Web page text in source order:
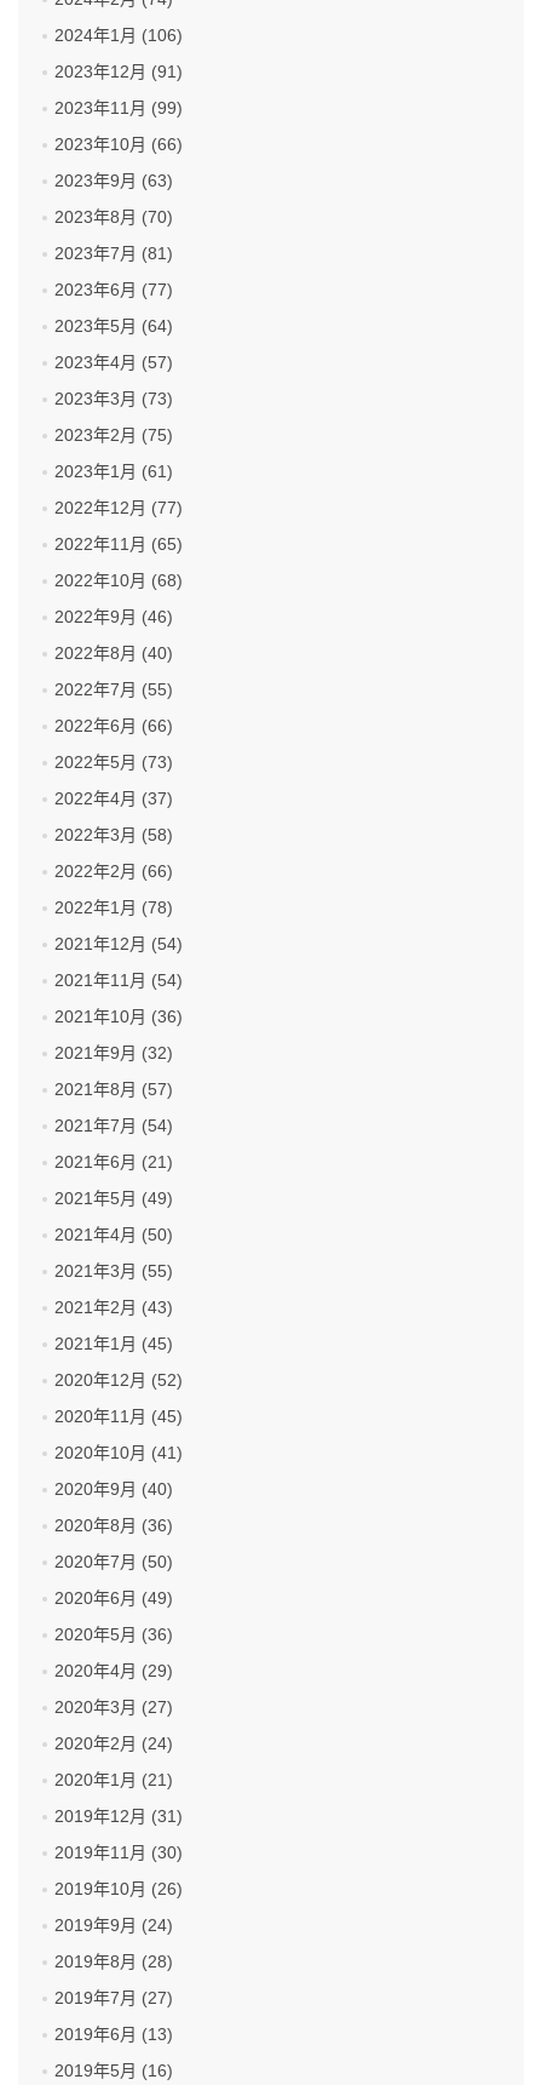
2024年1月 (106)
2023年12月 (91)
2023年11月 (99)
2023年10月 (66)
2023年9月 (63)
2023年8月 (70)
2023年7月 (81)
2023年6月 (77)
2023年5月 (64)
2023年4月 (57)
2023年3月 (73)
2023年2月 (75)
2023年1月 (61)
2022年12月 (77)
2022年11月 (65)
2022年10月 (68)
2022年9月 (46)
2022年8月 (40)
2022年7月 (55)
2022年6月 (66)
2022年5月 (73)
2022年4月 (37)
2022年3月 (58)
2022年2月 (66)
2022年1月 (78)
2021年12月 (54)
2021年11月 (54)
2021年10月 (36)
2021年9月 (32)
2021年8月 (57)
2021年7月 (54)
2021年6月 (21)
2021年5月 (49)
2021年4月 (50)
2021年3月 (55)
2021年2月 (43)
2021年1月 (45)
2020年12月 (52)
2020年11月 (45)
2020年10月 (41)
2020年9月 (40)
2020年8月 (36)
2020年7月 (50)
2020年6月 (49)
2020年5月 (36)
2020年4月 (29)
2020年3月 (27)
2020年2月 (24)
2020年1月 (21)
2019年12月 (31)
2019年11月 (30)
2019年10月 (26)
2019年9月 (24)
2019年8月 (28)
2019年7月 (27)
2019年6月 (13)
2019年5月 (16)